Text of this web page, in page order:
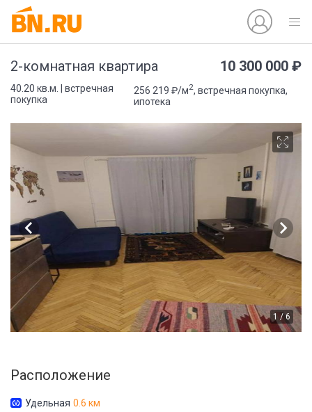
2-комнатная квартира 10 300 000 ₽
40.20 кв.м. | встречная
покупка
256 219 ₽/м2, встречная покупка,
ипотека
1 / 6
Расположение
Удельная 0.6 км